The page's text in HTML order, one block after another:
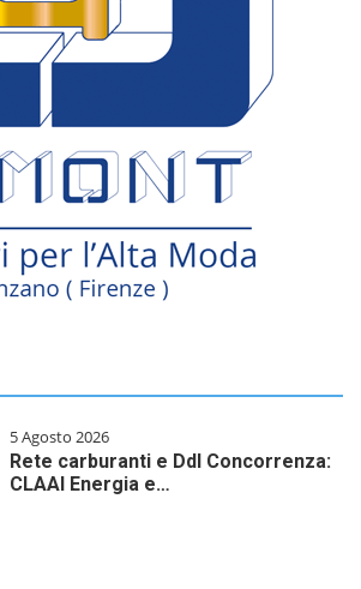
5 Agosto 2026
Rete carburanti e Ddl Concorrenza:
CLAAI Energia e…